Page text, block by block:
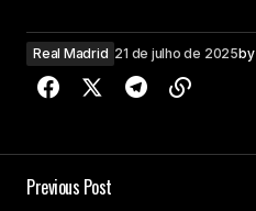
Real Madrid 21 de julho de 2025by
Previous Post